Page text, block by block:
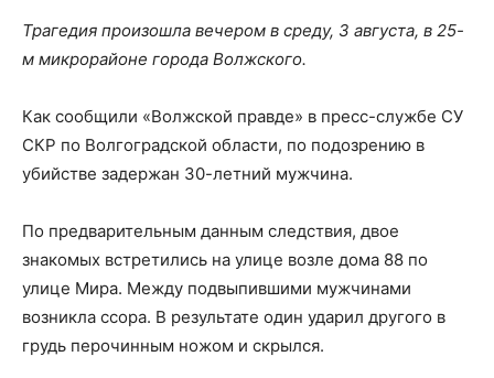
Трагедия произошла вечером в среду, 3 августа, в 25-
м микрорайоне города Волжского.
Как сообщили «Волжской правде» в пресс-службе СУ
СКР по Волгоградской области, по подозрению в
убийстве задержан 30-летний мужчина.
По предварительным данным следствия, двое
знакомых встретились на улице возле дома 88 по
улице Мира. Между подвыпившими мужчинами
возникла ссора. В результате один ударил другого в
грудь перочинным ножом и скрылся.